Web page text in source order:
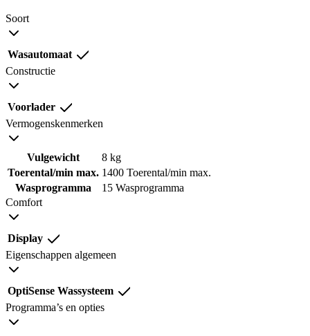
Soort
Wasautomaat
Constructie
Voorlader
Vermogenskenmerken
Vulgewicht
8 kg
Toerental/min max. 1400 Toerental/min max.
Wasprogramma
15 Wasprogramma
Comfort
Display
Eigenschappen algemeen
OptiSense Wassysteem
Programma’s en opties